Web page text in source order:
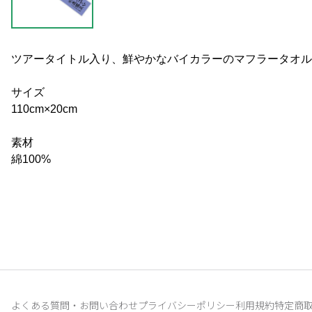
ツアータイトル入り、鮮やかなバイカラーのマフラータオル
サイズ
110cm×20cm
素材
綿100%
よくある質問・お問い合わせプライバシーポリシー利用規約特定商